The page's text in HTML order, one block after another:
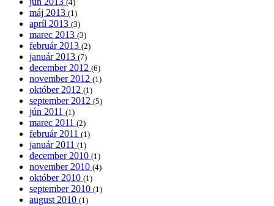
(4)
máj 2013 (1)
apríl 2013 (3)
marec 2013 (3)
február 2013 (2)
január 2013 (7)
december 2012 (6)
november 2012 (1)
október 2012 (1)
september 2012 (5)
jún 2011 (1)
marec 2011 (2)
február 2011 (1)
január 2011 (1)
december 2010 (1)
november 2010 (4)
október 2010 (1)
september 2010 (1)
august 2010 (1)